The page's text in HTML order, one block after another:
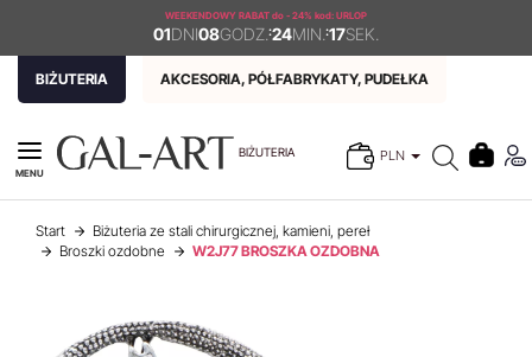
WEEKENDOWY RABAT do - 24% kod: URLOP
01DNI08GODZ. :24MIN. :17SEK.
BIŻUTERIA AKCESORIA, PÓŁFABRYKATY, PUDEŁKA
BIŻUTERIA PLN
MENU
Start
Biżuteria ze stali chirurgicznej, kamieni, pereł
Broszki ozdobne
W2J77 BROSZKA OZDOBNA